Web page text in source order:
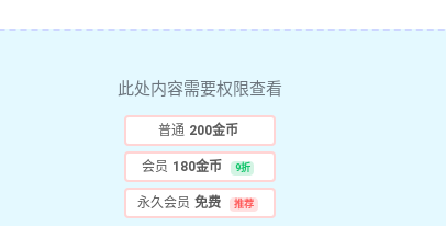
此处内容需要权限查看
普通 200金币
会员 180金币 9折
永久会员 免费 推荐